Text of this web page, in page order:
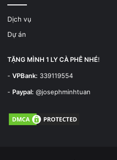
Dịch vụ
Dự án
TẶNG MÌNH 1 LY CÀ PHÊ NHÉ!
- VPBank: 339119554
- Paypal: @josephminhtuan